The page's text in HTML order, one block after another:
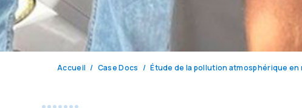
Accueil Case Docs